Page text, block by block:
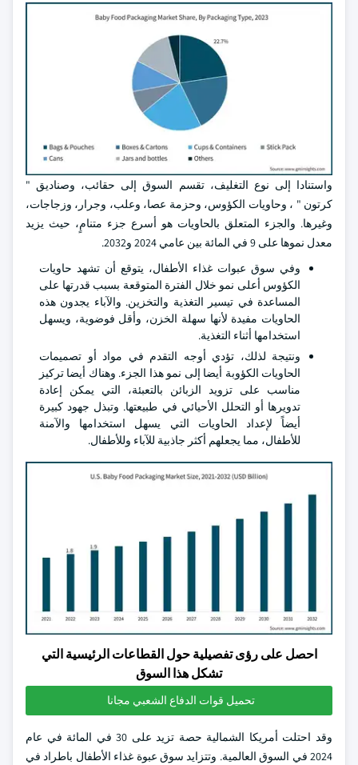
واستنادا إلى نوع التغليف، تقسم السوق إلى حقائب، وصناديق "
كرتون " ، وحاويات الكؤوس، وحزمة عصا، وعلب، وجرار، وزجاجات،
وغيرها. والجزء المتعلق بالحاويات هو أسرع جزء متنامٍ، حيث يزيد
معدل نموها على 9 في المائة بين عامي 2024 و2032.
وفي سوق عبوات غذاء الأطفال، يتوقع أن تشهد حاويات
الكؤوس أعلى نمو خلال الفترة المتوقعة بسبب قدرتها على
المساعدة في تيسير التغذية والتخزين. والآباء يجدون هذه
الحاويات مفيدة لأنها سهلة الخزن، وأقل فوضوية، ويسهل
استخدامها أثناء التغذية.
ونتيجة لذلك، تؤدي أوجه التقدم في مواد أو تصميمات
الحاويات الكؤوبة أيضا إلى نمو هذا الجزء. وهناك أيضا تركيز
مناسب على تزويد الزبائن بالتعبئة، التي يمكن إعادة
تدويرها أو التحلل الأحيائي في طبيعتها. وتبذل جهود كبيرة
أيضاً لإعداد الحاويات التي يسهل استخدامها والآمنة
للأطفال، مما يجعلهم أكثر جاذبية للآباء وللأطفال.
احصل على رؤى تفصيلية حول القطاعات الرئيسية التي
تشكل هذا السوق
تحميل قوات الدفاع الشعبي مجانا
وقد احتلت أمريكا الشمالية حصة تزيد على 30 في المائة في عام
2024 في السوق العالمية. وتتزايد سوق عبوة غذاء الأطفال باطراد في